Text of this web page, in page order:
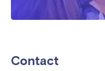
Contact